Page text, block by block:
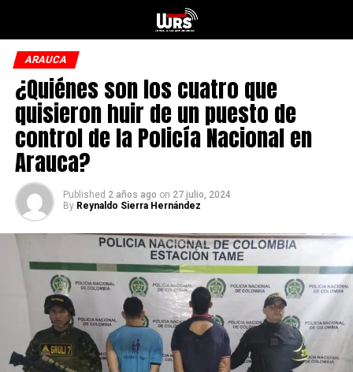
ARAUCA
¿Quiénes son los cuatro que
quisieron huir de un puesto de
control de la Policía Nacional en
Arauca?
Published 2 años ago on 27 julio, 2024
By Reynaldo Sierra Hernández